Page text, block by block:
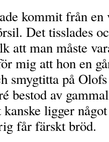
kommit från en
Det tisslades
att man måste
mig att hon en
smygtitta på
bestod av
ligger
får färskt bröd.